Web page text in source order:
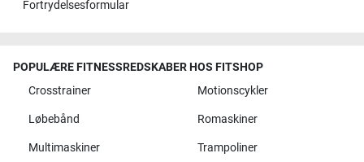
Fortrydelsesformular
POPULÆRE FITNESSREDSKABER HOS FITSHOP
Crosstrainer
Motionscykler
Løbebånd Romaskiner
Multimaskiner Trampoliner